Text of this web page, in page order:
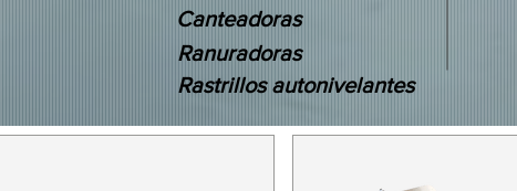
Canteadoras
Ranuradoras
Rastrillos autonivelantes